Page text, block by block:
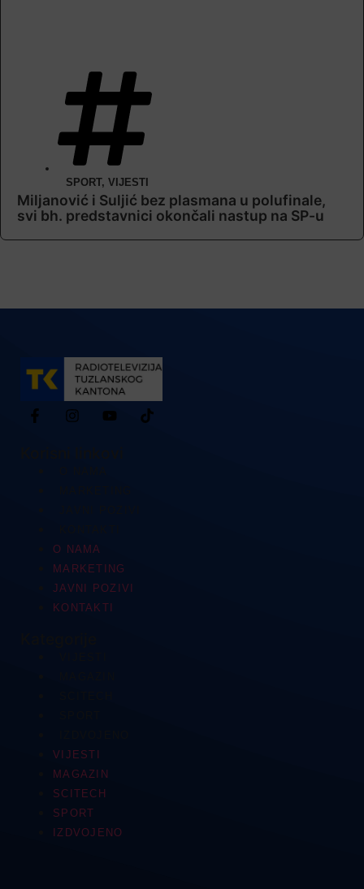
SPORT, VIJESTI
Miljanović i Suljić bez plasmana u polufinale,
svi bh. predstavnici okončali nastup na SP-u
O NAMA
MARKETING
JAVNI POZIVI
KONTAKTI
VIJESTI
MAGAZIN
SCITECH
SPORT
IZDVOJENO